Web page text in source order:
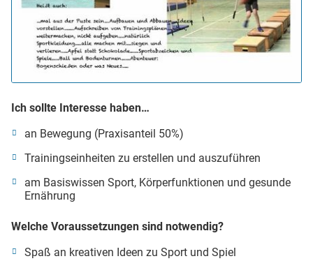
Ich sollte Interesse haben…
an Bewegung (Praxisanteil 50%)
Trainingseinheiten zu erstellen und auszuführen
am Basiswissen Sport, Körperfunktionen und gesunde
Ernährung
Welche Voraussetzungen sind notwendig?
Spaß an kreativen Ideen zu Sport und Spiel